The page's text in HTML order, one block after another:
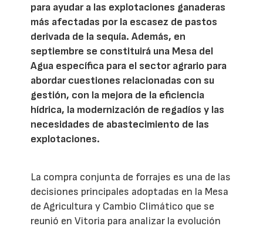
para ayudar a las explotaciones ganaderas
más afectadas por la escasez de pastos
derivada de la sequía. Además, en
septiembre se constituirá una Mesa del
Agua específica para el sector agrario para
abordar cuestiones relacionadas con su
gestión, con la mejora de la eficiencia
hídrica, la modernización de regadíos y las
necesidades de abastecimiento de las
explotaciones.
La compra conjunta de forrajes es una de las
decisiones principales adoptadas en la Mesa
de Agricultura y Cambio Climático que se
reunió en Vitoria para analizar la evolución